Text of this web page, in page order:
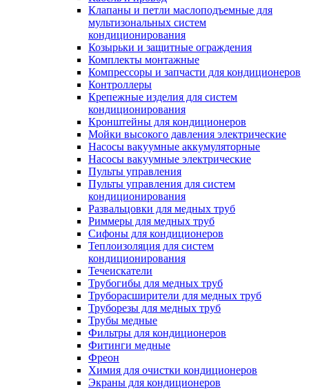
Клапаны и петли маслоподъемные для
мультизональных систем
кондиционирования
Козырьки и защитные ограждения
Комплекты монтажные
Компрессоры и запчасти для кондиционеров
Контроллеры
Крепежные изделия для систем
кондиционирования
Кронштейны для кондиционеров
Мойки высокого давления электрические
Насосы вакуумные аккумуляторные
Насосы вакуумные электрические
Пульты управления
Пульты управления для систем
кондиционирования
Развальцовки для медных труб
Риммеры для медных труб
Сифоны для кондиционеров
Теплоизоляция для систем
кондиционирования
Течеискатели
Трубогибы для медных труб
Труборасширители для медных труб
Труборезы для медных труб
Трубы медные
Фильтры для кондиционеров
Фитинги медные
Фреон
Химия для очистки кондиционеров
Экраны для кондиционеров